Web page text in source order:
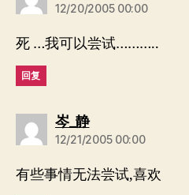
12/20/2005 00:00
死 …我可以尝试………..
回复
岑_静说：
12/21/2005 00:00
有些事情无法尝试,喜欢